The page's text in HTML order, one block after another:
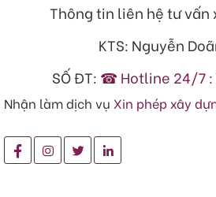
Thông tin liên hệ tư vấn
KTS: Nguyễn
SỐ ĐT: ☎ Hotline 24/7 :
Nhận làm dịch vụ Xin phép xây